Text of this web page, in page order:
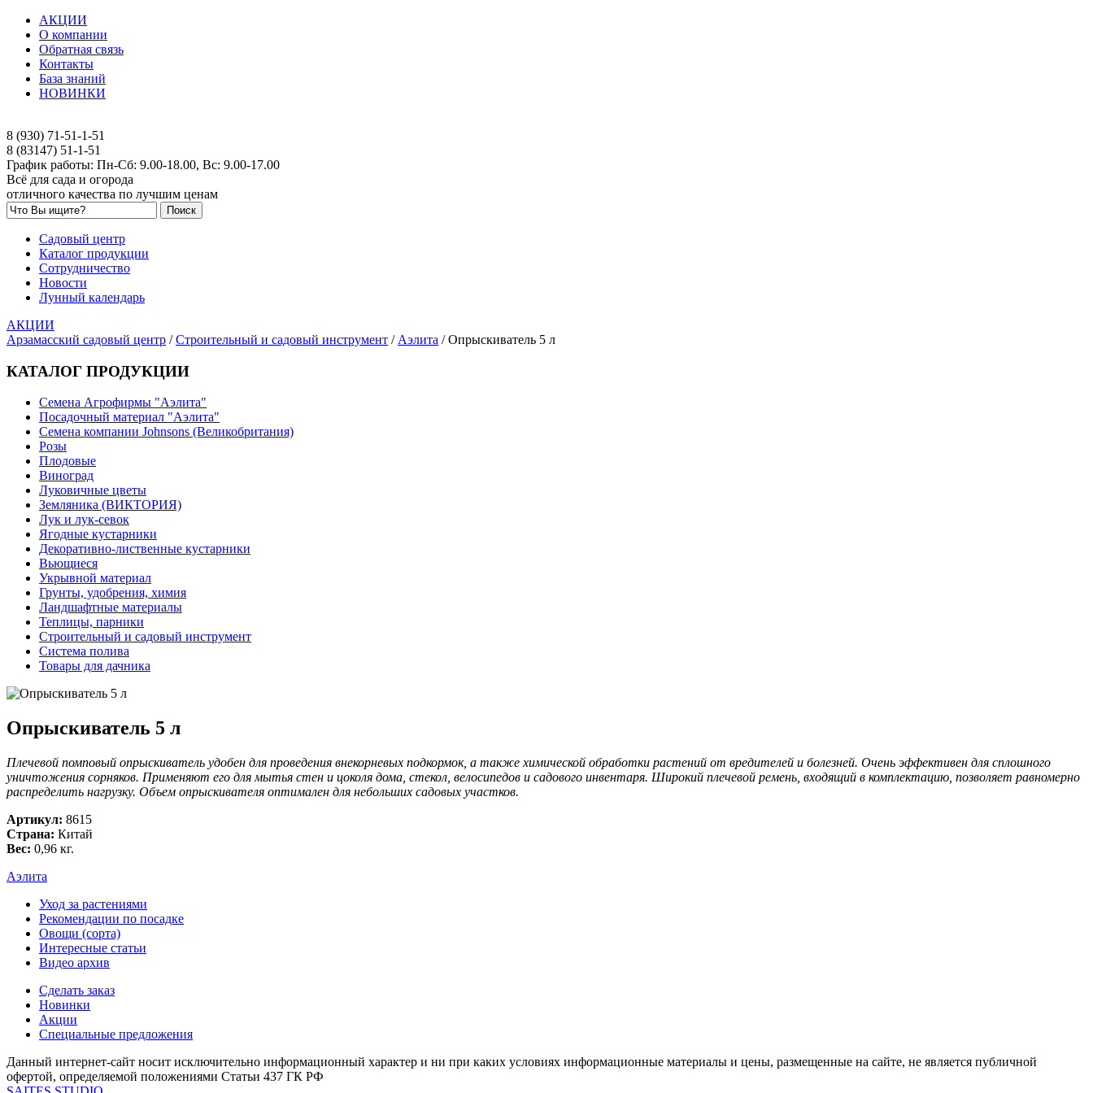
АКЦИИ
О компании
Обратная связь
Контакты
База знаний
НОВИНКИ
8 (930) 71-51-1-51
8 (83147) 51-1-51
График работы: Пн-Сб: 9.00-18.00, Вс: 9.00-17.00
Всё для сада и огорода
отличного качества по лучшим ценам
Садовый центр
Каталог продукции
Сотрудничество
Новости
Лунный календарь
АКЦИИ
Арзамасский садовый центр /Строительный и садовый инструмент / Аэлита /Опрыскиватель 5 л
КАТАЛОГ ПРОДУКЦИИ
Семена Агрофирмы "Аэлита"
Посадочный материал "Аэлита"
Семена компании Johnsons (Великобритания)
Розы
Плодовые
Виноград
Луковичные цветы
Земляника (ВИКТОРИЯ)
Лук и лук-севок
Ягодные кустарники
Декоративно-лиственные кустарники
Вьющиеся
Укрывной материал
Грунты, удобрения, химия
Ландшафтные материалы
Теплицы, парники
Строительный и садовый инструмент
Система полива
Товары для дачника
Опрыскиватель 5 л
Плечевой помповый опрыскиватель удобен для проведения внекорневых подкормок, а также химической обработки растений от вредителей и болезней. Очень эффективен для сплошного
уничтожения сорняков. Применяют его для мытья стен и цоколя дома, стекол, велосипедов и садового инвентаря. Широкий плечевой ремень, входящий в комплектацию, позволяет равномерно
распределить нагрузку. Объем опрыскивателя оптимален для небольших садовых участков.
Артикул: 8615
Страна: Китай
Вес: 0,96 кг.
Аэлита
Уход за растениями
Рекомендации по посадке
Овощи (сорта)
Интересные статьи
Видео архив
Сделать заказ
Новинки
Акции
Специальные предложения
Данный интернет-сайт носит исключительно информационный характер и ни при каких условиях информационные материалы и цены, размещенные на сайте, не является публичной
офертой, определяемой положениями Статьи 437 ГК РФ